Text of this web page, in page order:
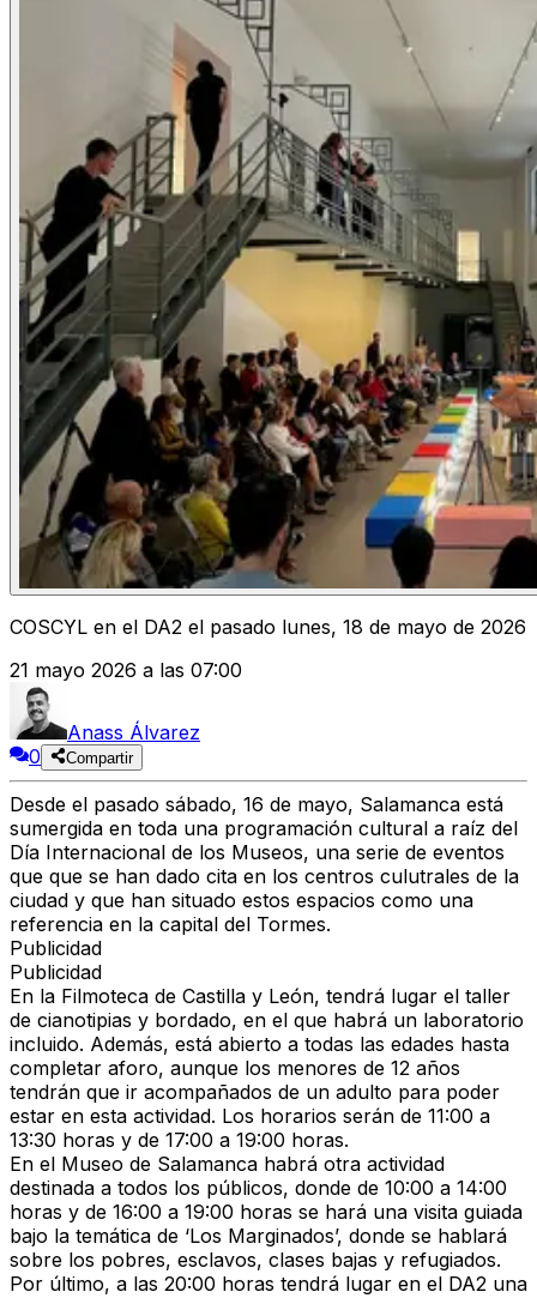
COSCYL en el DA2 el pasado lunes, 18 de mayo de 2026
21 mayo 2026 a las 07:00
Anass Álvarez
0
Compartir
Desde el pasado sábado, 16 de mayo, Salamanca está
sumergida en toda una programación cultural a raíz del
Día Internacional de los Museos, una serie de eventos
que que se han dado cita en los centros culutrales de la
ciudad y que han situado estos espacios como una
referencia en la capital del Tormes.
Publicidad
Publicidad
En la Filmoteca de Castilla y León, tendrá lugar el taller
de cianotipias y bordado, en el que habrá un laboratorio
incluido. Además, está abierto a todas las edades hasta
completar aforo, aunque los menores de 12 años
tendrán que ir acompañados de un adulto para poder
estar en esta actividad. Los horarios serán de 11:00 a
13:30 horas y de 17:00 a 19:00 horas.
En el Museo de Salamanca habrá otra actividad
destinada a todos los públicos, donde de 10:00 a 14:00
horas y de 16:00 a 19:00 horas se hará una visita guiada
bajo la temática de ‘Los Marginados’, donde se hablará
sobre los pobres, esclavos, clases bajas y refugiados.
Por último, a las 20:00 horas tendrá lugar en el DA2 una